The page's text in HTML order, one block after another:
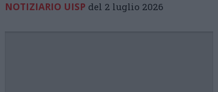
NOTIZIARIO UISP del 2 luglio 2026